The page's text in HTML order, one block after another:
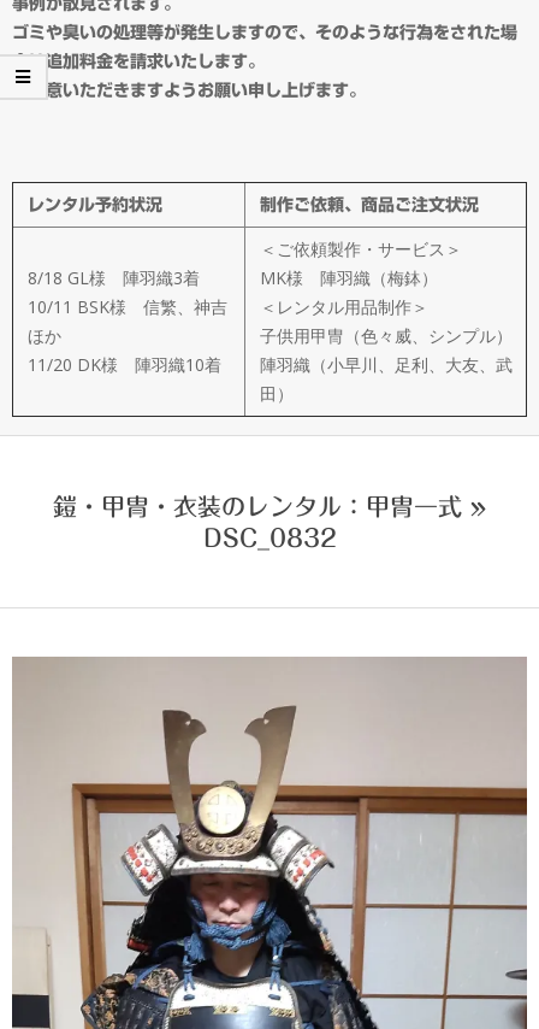
ー
メ
イ
ド
製
作
武
楽
事例が散見されます。
ゴミや臭いの処理等が発生しますので、そのような行為をされた場
合は追加料金を請求いたします。
ご留意いただきますようお願い申し上げます。
レンタル予約状況 制作ご依頼、商品ご注文状況
8/18 GL様 陣羽織3着
10/11 BSK様 信繁、神吉
ほか
11/20 DK様 陣羽織10着
＜ご依頼製作・サービス＞
MK様 陣羽織（梅鉢）
＜レンタル用品制作＞
子供用甲冑（色々威、シンプル）
陣羽織（小早川、足利、大友、武
田）
鎧・甲冑・衣装のレンタル：甲冑一式 »
DSC_0832